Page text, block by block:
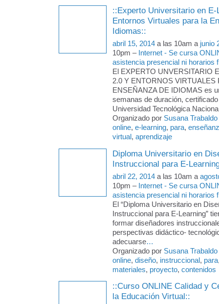
::Experto Universitario en E-
Entornos Virtuales para la
Idiomas::
abril 15, 2014 a las 10am a junio
10pm – Internet - Se cursa
asistencia presencial ni horarios
El EXPERTO UNVERSITARIO
2.0 Y ENTORNOS VIRTUALES
ENSEÑANZA DE IDIOMAS es
semanas de duración,
Universidad Tecnológica
Organizado por Susana Trabaldo
online, e-learning, para,
virtual, aprendizaje
Diploma Universitario en
Instruccional para E-
abril 22, 2014 a las 10am a
10pm – Internet - Se cursa
asistencia presencial ni horarios
El “Diploma Universitario en
Instruccional para E-Learning”
formar diseñadores
perspectivas didáctico-
adecuarse…
Organizado por Susana Trabaldo
online, diseño, instruccional, para
materiales, proyecto, contenidos
::Curso ONLINE Calidad y
la Educación Virtual::